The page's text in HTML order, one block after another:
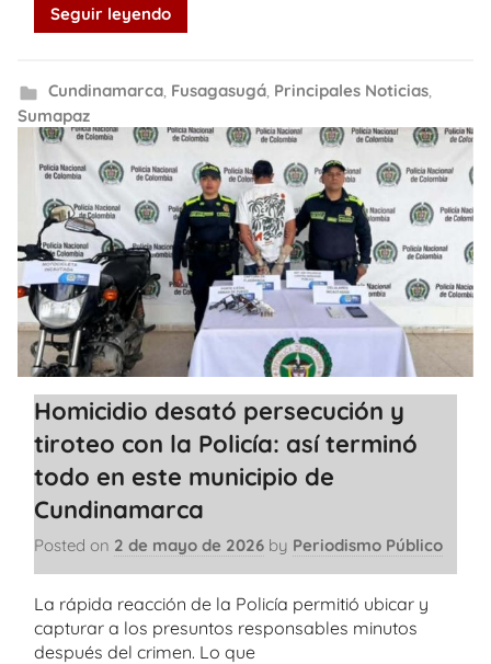
Seguir leyendo
Cundinamarca, Fusagasugá, Principales Noticias,
Sumapaz
Homicidio desató persecución y
tiroteo con la Policía: así terminó
todo en este municipio de
Cundinamarca
Posted on 2 de mayo de 2026 by Periodismo Público
La rápida reacción de la Policía permitió ubicar y
capturar a los presuntos responsables minutos
después del crimen. Lo que